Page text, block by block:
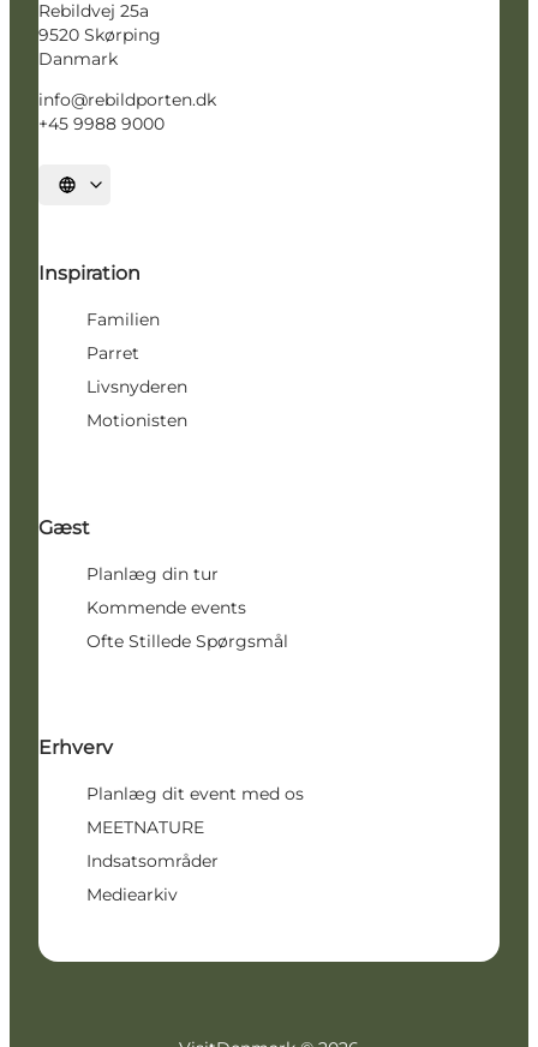
Rebildvej 25a
9520 Skørping
Danmark
info@rebildporten.dk
+45 9988 9000
Vælg sprog
Inspiration
Familien
Parret
Livsnyderen
Motionisten
Gæst
Planlæg din tur
Kommende events
Ofte Stillede Spørgsmål
Erhverv
Planlæg dit event med os
MEETNATURE
Indsatsområder
Mediearkiv